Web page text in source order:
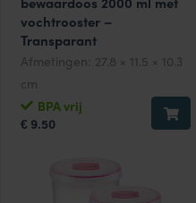
vochtrooster –
Transparant
Afmetingen: 27.8 × 11.5 × 10.3
cm
BPA vrij
€ 9.50